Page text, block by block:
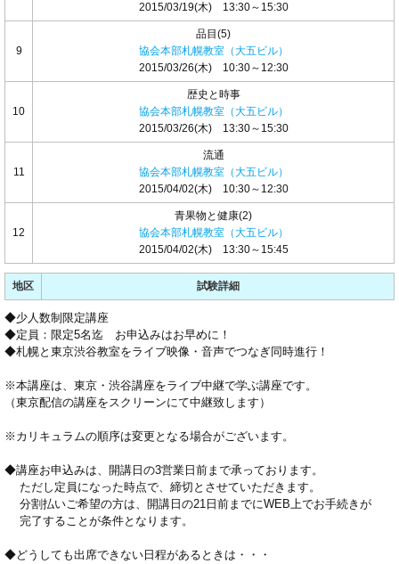
2015/03/19(木) 13:30～15:30
9
品目(5)
協会本部札幌教室（大五ビル）
2015/03/26(木) 10:30～12:30
10
歴史と時事
協会本部札幌教室（大五ビル）
2015/03/26(木) 13:30～15:30
11
流通
協会本部札幌教室（大五ビル）
2015/04/02(木) 10:30～12:30
12
青果物と健康(2)
協会本部札幌教室（大五ビル）
2015/04/02(木) 13:30～15:45
地区 試験詳細
◆少人数制限定講座
◆定員：限定5名迄 お申込みはお早めに！
◆札幌と東京渋谷教室をライブ映像・音声でつなぎ同時進行！
※本講座は、東京・渋谷講座をライブ中継で学ぶ講座です。
（東京配信の講座をスクリーンにて中継致します）
※カリキュラムの順序は変更となる場合がございます。
◆講座お申込みは、開講日の3営業日前まで承っております。
ただし定員になった時点で、締切とさせていただきます。
分割払いご希望の方は、開講日の21日前までにWEB上でお手続きが
完了することが条件となります。
◆どうしても出席できない日程があるときは・・・